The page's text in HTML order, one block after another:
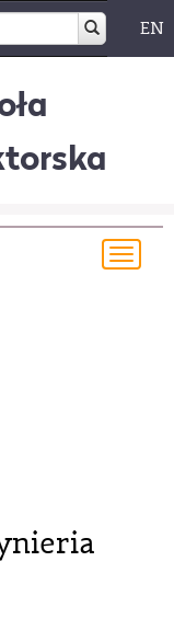
EN